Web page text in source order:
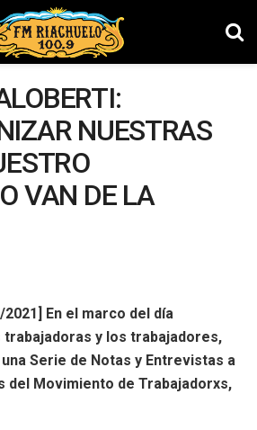
NUESTRAS
VAN DE LA
2021] En el marco del día
trabajadoras y los trabajadores,
Serie de Notas y Entrevistas a
Movimiento de Trabajadorxs,